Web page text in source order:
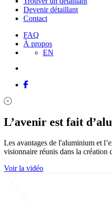
Devenir détaillant
Contact
FAQ
À propos
EN
L’avenir est fait
Les avantages de l'aluminium et
visionnaire réunis dans la création
Voir la vidéo